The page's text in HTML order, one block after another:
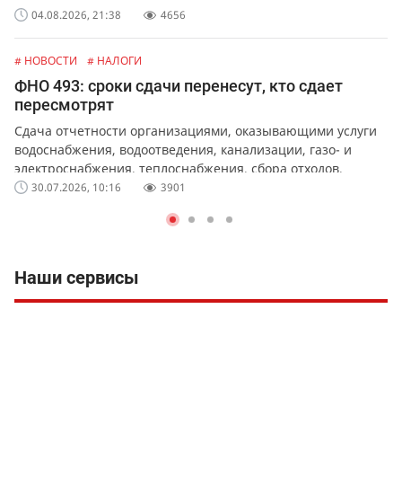
04.08.2026, 21:38 4656
# НОВОСТИ # НАЛОГИ
ФНО 493: сроки сдачи перенесут, кто сдает
пересмотрят
Сдача отчетности организациями, оказывающими услуги
водоснабжения, водоотведения, канализации, газо- и
электроснабжения, теплоснабжения, сбора отходов,
обслуживания лифтов и перевозок.
30.07.2026, 10:16 3901
Наши сервисы